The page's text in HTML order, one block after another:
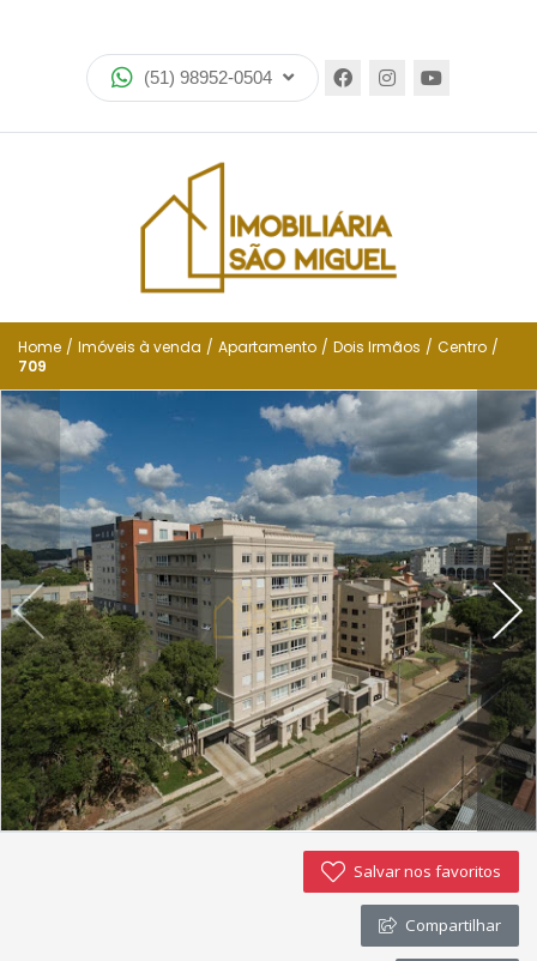
(51) 98952-0504
Imóveis
Encomende seu imóvel
Financiamento
Negocie seu imóvel
Simulador de financiamento
Negocie seu imóvel
Imóveis favoritos
Contato
Home / Imóveis à venda / Apartamento / Dois Irmãos / Centro /
709
Salvar nos favoritos
Compartilhar